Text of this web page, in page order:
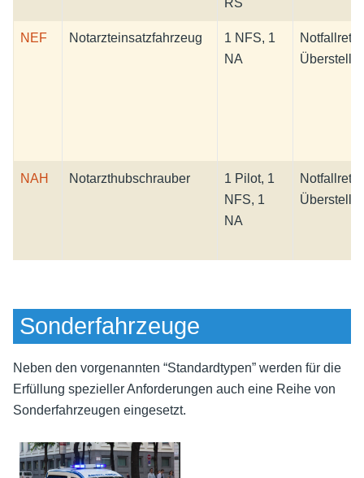
NEF Notarzteinsatzfahrzeug
1 NFS, 1
NA
NAH Notarzthubschrauber
1 Pilot, 1
NFS, 1
NA
Sonderfahrzeuge
Neben den vorgenannten “Standardtypen” werden für die
Erfüllung spezieller Anforderungen auch eine Reihe von
Sonderfahrzeugen eingesetzt.